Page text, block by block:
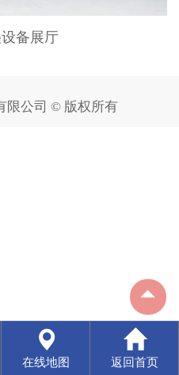
备展厅
限公司 © 版权所有
在线地图 返回首页